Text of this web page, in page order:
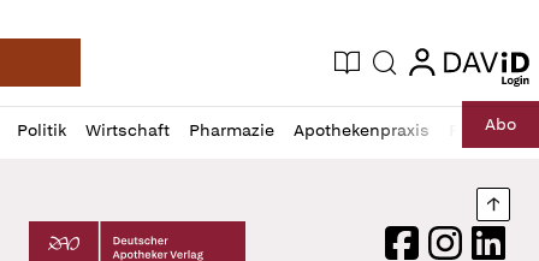
Deutsche Apotheker Zeitung
Aktuelle Ausgabe
Suche login
login
Politik Wirtschaft Pharmazie Apothekenpraxis RechtAbo
Profil
öffnen
Daz
Pur
Deutscher Apotheker Verlag Logo
FacebookInstagram